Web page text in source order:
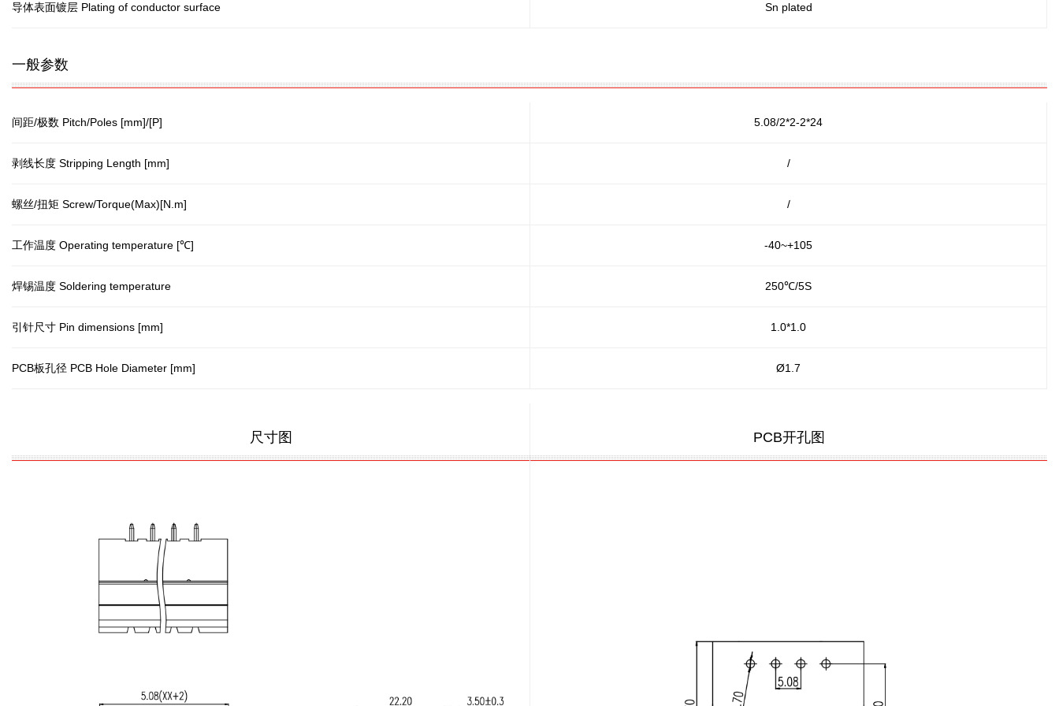
导体表面镀层 Plating of conductor surface Sn plated
一般参数
间距/极数 Pitch/Poles [mm]/[P] 5.08/2*2-2*24
剥线长度 Stripping Length [mm] /
螺丝/扭矩 Screw/Torque(Max)[N.m] /
工作温度 Operating temperature [℃] -40~+105
焊锡温度 Soldering temperature 250℃/5S
引针尺寸 Pin dimensions [mm] 1.0*1.0
PCB板孔径 PCB Hole Diameter [mm] Ø1.7
尺寸图 PCB开孔图